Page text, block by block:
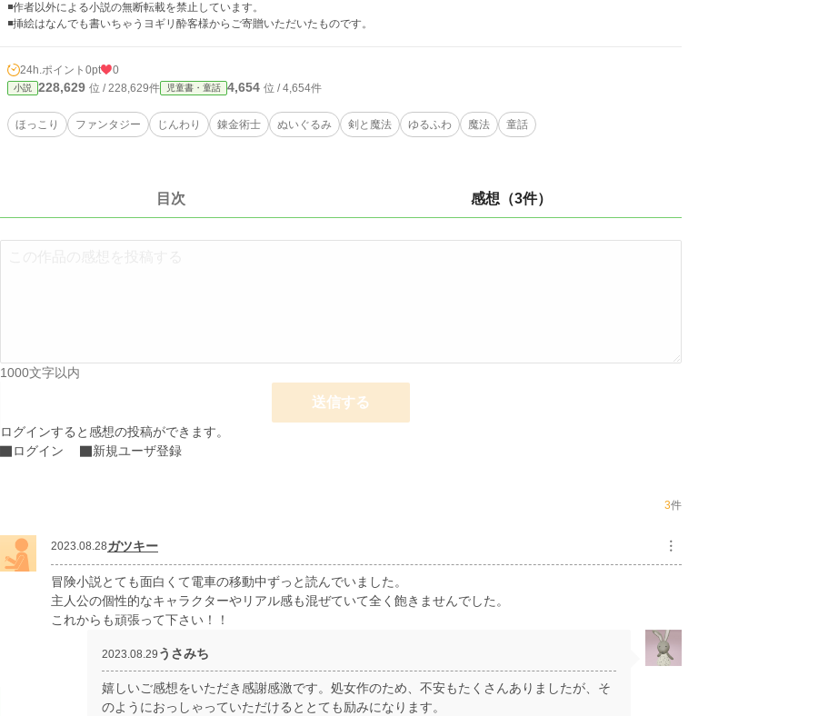
◾️作者以外による小説の無断転載を禁止しています。
◾️挿絵はなんでも書いちゃうヨギリ酔客様からご寄贈いただいたものです。
24h.ポイント 0pt 0
小説 228,629 位 / 228,629件 児童書・童話 4,654 位 / 4,654件
ほっこり ファンタジー じんわり 錬金術士 ぬいぐるみ 剣と魔法 ゆるふわ 魔法 童話
目次 感想（3件）
1000文字以内
送信する
ログインすると感想の投稿ができます。
ログイン
新規ユーザ登録
3件
2023.08.28ガツキー ︙
冒険小説とても面白くて電車の移動中ずっと読んでいました。
主人公の個性的なキャラクターやリアル感も混ぜていて全く飽きませんでした。
これからも頑張って下さい！！
2023.08.29 うさみち
嬉しいご感想をいただき感謝感激です。処女作のため、不安もたくさんありましたが、そ
のようにおっしゃっていただけるととても励みになります。